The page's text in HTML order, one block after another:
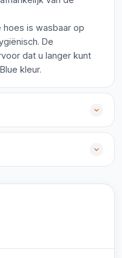
hoes is wasbaar op
De
dat u langer kunt
kleur.